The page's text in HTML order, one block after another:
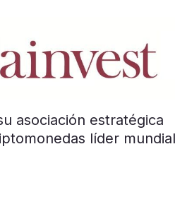
asociación estratégica
líder mundial